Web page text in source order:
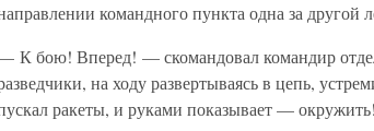
командного пункта одна за другой
К бою! Вперед! — скомандовал командир
на ходу развертываясь в цепь,
ракеты, и руками показывает — окружить!